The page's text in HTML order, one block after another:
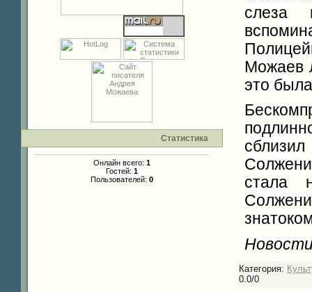
Статистика
Онлайн всего: 1
Гостей: 1
Пользователей: 0
слеза
Можаев
это
стала
Категория:
0.0/0